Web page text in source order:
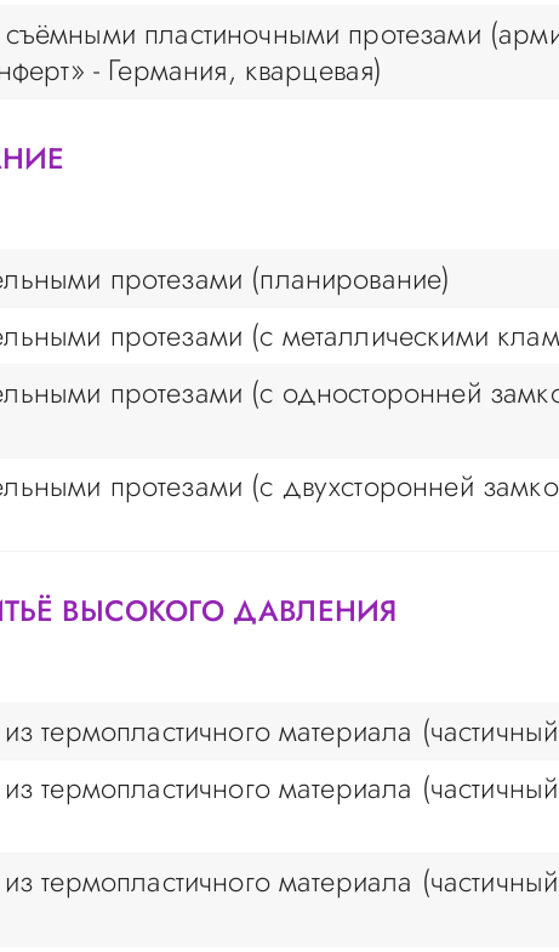
пластиночными протезами
- Германия, кварцевая)
протезами (планирование)
протезами (с металлическими
протезами (с односторонней
протезами (с двухсторонней
ВЫСОКОГО ДАВЛЕНИЯ
термопластичного материала
термопластичного материала
термопластичного материала